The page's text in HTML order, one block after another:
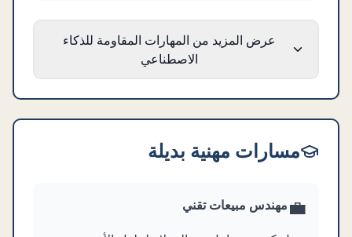
عرض المزيد من المهارات المقاومة للذكاء
الاصطناعي
مسارات مهنية بديلة
💼 مهندس مبيعات تقني